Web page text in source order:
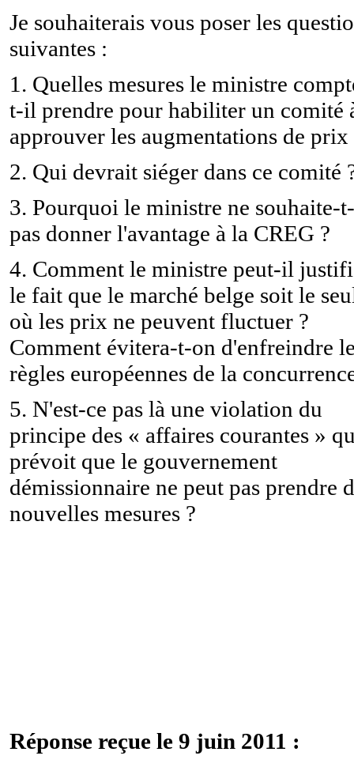
Je souhaiterais vous poser les
suivantes :
1. Quelles mesures le ministre
t-il prendre pour habiliter un comité
approuver les augmentations de prix
2. Qui devrait siéger dans ce comité
3. Pourquoi le ministre ne souhaite-
pas donner l'avantage à la CREG ?
4. Comment le ministre peut-il
le fait que le marché belge soit le
où les prix ne peuvent fluctuer ?
Comment évitera-t-on d'enfreindre
règles européennes de la
5. N'est-ce pas là une violation du
principe des « affaires courantes »
prévoit que le gouvernement
démissionnaire ne peut pas prendre
nouvelles mesures ?
Réponse reçue le 9 juin 2011 :